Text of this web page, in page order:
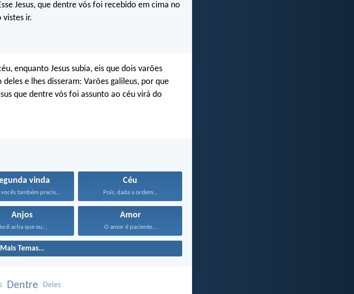
Jesus, que dentre vós foi recebido em cima no
vistes ir.
enquanto Jesus subia, eis que dois varões
e lhes disseram: Varões galileus, por que
que dentre vós foi assunto ao céu virá do
vinda
Assim, vocês também precisam...
Céu
Pois, dada a ordem...
Anjos
acha que eu...
Amor
O amor é paciente...
Mais Temas...
Dentre Deles